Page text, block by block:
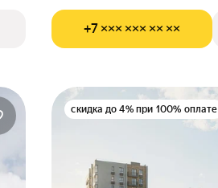
+7 ××× ××× ×× ××
скидка до 4% при 100% оплате